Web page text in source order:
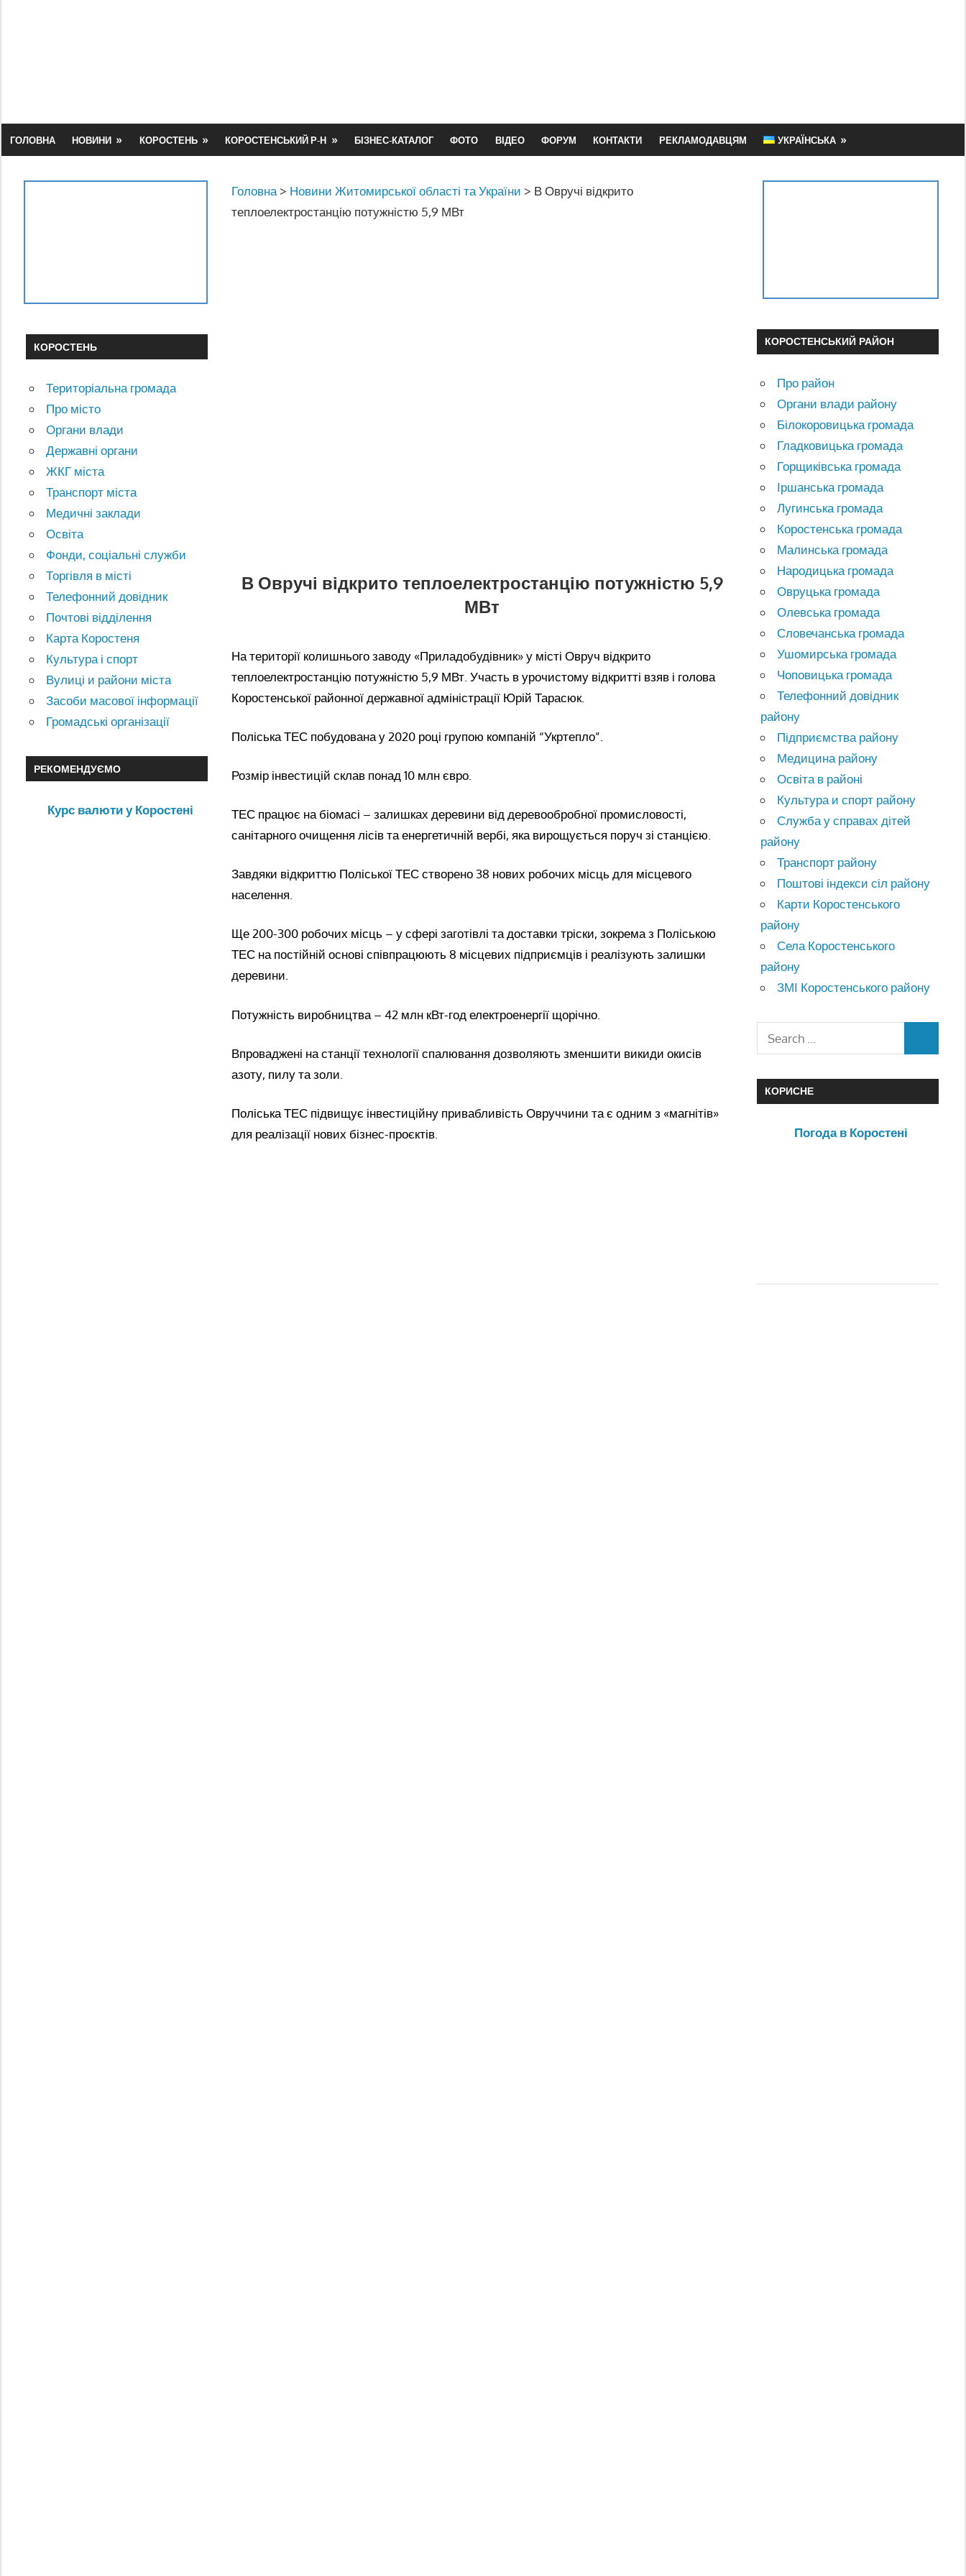
ГОЛОВНА НОВИНИ КОРОСТЕНЬ КОРОСТЕНСЬКИЙ Р-Н БІЗНЕС-КАТАЛОГ ФОТО ВІДЕО ФОРУМ КОНТАКТИ РЕКЛАМОДАВЦЯМ УКРАЇНСЬКА
Головна > Новини Житомирської області та України > В Овручі відкрито
теплоелектростанцію потужністю 5,9 МВт
В Овручі відкрито теплоелектростанцію потужністю 5,9
МВт
На території колишнього заводу «Приладобудівник» у місті Овруч відкрито
теплоелектростанцію потужністю 5,9 МВт. Участь в урочистому відкритті взяв і голова
Коростенської районної державної адміністрації Юрій Тарасюк.
Поліська ТЕС побудована у 2020 році групою компаній “Укртепло”.
Розмір інвестицій склав понад 10 млн євро.
ТЕС працює на біомасі – залишках деревини від деревообробної промисловості,
санітарного очищення лісів та енергетичній вербі, яка вирощується поруч зі станцією.
Завдяки відкриттю Поліської ТЕС створено 38 нових робочих місць для місцевого
населення.
Ще 200-300 робочих місць – у сфері заготівлі та доставки тріски, зокрема з Поліською
ТЕС на постійній основі співпрацюють 8 місцевих підприємців і реалізують залишки
деревини.
Потужність виробництва – 42 млн кВт-год електроенергії щорічно.
Впроваджені на станції технології спалювання дозволяють зменшити викиди окисів
азоту, пилу та золи.
Поліська ТЕС підвищує інвестиційну привабливість Овруччини та є одним з «магнітів»
для реалізації нових бізнес-проєктів.
КОРОСТЕНЬ
Територіальна громада
Про місто
Органи влади
Державні органи
ЖКГ міста
Транспорт міста
Медичні заклади
Освіта
Фонди, соціальні служби
Торгівля в місті
Телефонний довідник
Почтові відділення
Карта Коростеня
Культура і спорт
Вулиці и райони міста
Засоби масової інформації
Громадські організації
РЕКОМЕНДУЄМО
Курс валюти у Коростені
КОРОСТЕНСЬКИЙ РАЙОН
Про район
Органи влади району
Білокоровицька громада
Гладковицька громада
Горщиківська громада
Іршанська громада
Лугинська громада
Коростенська громада
Малинська громада
Народицька громада
Овруцька громада
Олевська громада
Словечанська громада
Ушомирська громада
Чоповицька громада
Телефонний довідник
району
Підприємства району
Медицина району
Освіта в районі
Культура и спорт району
Служба у справах дітей
району
Транспорт району
Поштові індекси сіл району
Карти Коростенського
району
Села Коростенського
району
ЗМІ Коростенського району
КОРИСНЕ
Погода в Коростені